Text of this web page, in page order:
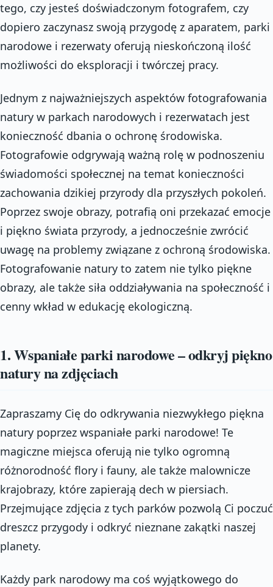
tego, czy jesteś doświadczonym fotografem, czy
dopiero zaczynasz swoją przygodę z aparatem, parki
narodowe i rezerwaty oferują nieskończoną ilość
możliwości do eksploracji i twórczej pracy.
Jednym z najważniejszych aspektów fotografowania
natury w parkach narodowych i rezerwatach jest
konieczność dbania o ochronę środowiska.
Fotografowie odgrywają ważną rolę w podnoszeniu
świadomości społecznej na temat konieczności
zachowania dzikiej przyrody dla przyszłych pokoleń.
Poprzez swoje obrazy, potrafią oni przekazać emocje
i piękno świata przyrody, a jednocześnie zwrócić
uwagę na problemy związane z ochroną środowiska.
Fotografowanie natury to zatem nie tylko piękne
obrazy, ale także siła oddziaływania na społeczność i
cenny wkład w edukację ekologiczną.
1. Wspaniałe parki narodowe – odkryj piękno
natury na zdjęciach
Zapraszamy Cię do odkrywania niezwykłego piękna
natury poprzez wspaniałe parki narodowe! Te
magiczne miejsca oferują nie tylko ogromną
różnorodność flory i fauny, ale także malownicze
krajobrazy, które zapierają dech w piersiach.
Przejmujące zdjęcia z tych parków pozwolą Ci poczuć
dreszcz przygody i odkryć nieznane zakątki naszej
planety.
Każdy park narodowy ma coś wyjątkowego do